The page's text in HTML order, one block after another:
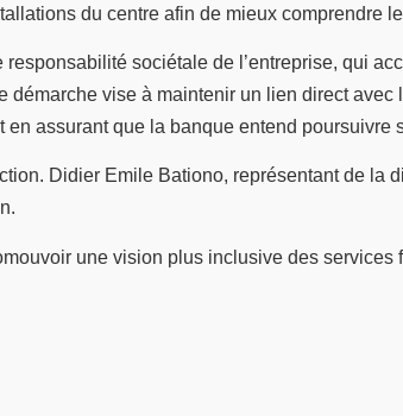
du centre afin de mieux comprendre
sociétale de l’entreprise, qui
vise à maintenir un lien direct
assurant que la banque entend poursuivre
Didier Emile Bationo, représentant de la
une vision plus inclusive des